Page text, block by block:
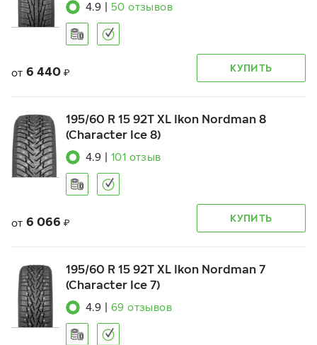
4.9 50 отзывов
от 6 440 ₽ КУПИТЬ
195/60 R 15 92T XL Ikon Nordman 8
(Character Ice 8)
4.9 101 отзыв
от 6 066 ₽ КУПИТЬ
195/60 R 15 92T XL Ikon Nordman 7
(Character Ice 7)
4.9 69 отзывов